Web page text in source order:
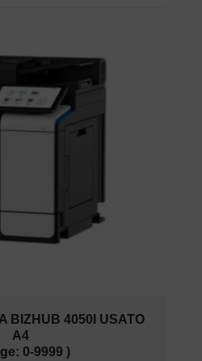
BIZHUB 4050I USATO
A4
0-9999 )